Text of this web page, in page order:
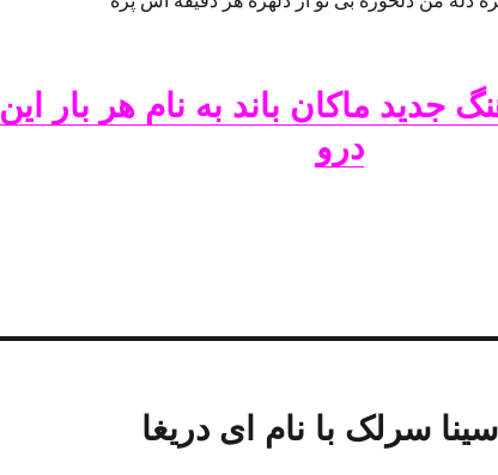
جدید ماکان باند به نام هر بار این
درو
سرلک با نام ای دریغا